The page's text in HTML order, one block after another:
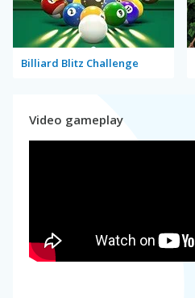
Billiard Blitz Challenge
Video gameplay